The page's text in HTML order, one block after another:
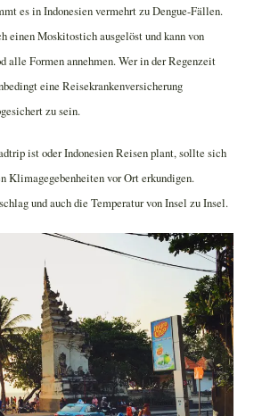
es in Indonesien vermehrt zu Dengue-Fällen.
einen Moskitostich ausgelöst und kann von
alle Formen annehmen. Wer in der Regenzeit
eine Reisekrankenversicherung
zu sein.
ist oder Indonesien Reisen plant, sollte sich
Klimagegebenheiten vor Ort erkundigen.
und auch die Temperatur von Insel zu Insel.